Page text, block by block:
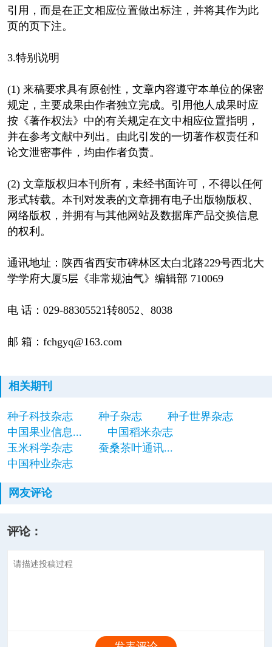
引用，而是在正文相应位置做出标注，并将其作为此
页的页下注。
3.特别说明
(1) 来稿要求具有原创性，文章内容遵守本单位的保密
规定，主要成果由作者独立完成。引用他人成果时应
按《著作权法》中的有关规定在文中相应位置指明，
并在参考文献中列出。由此引发的一切著作权责任和
论文泄密事件，均由作者负责。
(2) 文章版权归本刊所有，未经书面许可，不得以任何
形式转载。本刊对发表的文章拥有电子出版物版权、
网络版权，并拥有与其他网站及数据库产品交换信息
的权利。
通讯地址：陕西省西安市碑林区太白北路229号西北大
学学府大厦5层《非常规油气》编辑部 710069
电 话：029-88305521转8052、8038
邮 箱：fchgyq@163.com
相关期刊
种子科技杂志 种子杂志
种子世界杂志
中国果业信息...
中国稻米杂志
玉米科学杂志
蚕桑茶叶通讯...
中国种业杂志
网友评论
评论：